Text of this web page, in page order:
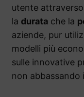
utente
la durata che la
aziende, pur
modelli più
sulle innovative
non abbassando